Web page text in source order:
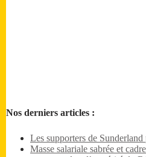
Nos derniers articles :
Les supporters de
Masse salariale sabrée et